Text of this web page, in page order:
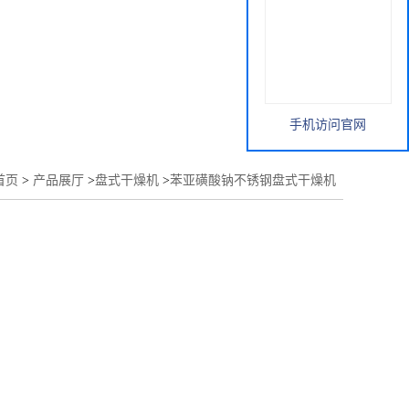
页 > 产品展厅 >盘式干燥机 >苯亚磺酸钠不锈钢盘式干燥机
手机访问官网